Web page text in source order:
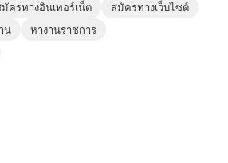
มัครทางอินเทอร์เน็ต
สมัครทางเว็บไซต์
น
หางานราชการ